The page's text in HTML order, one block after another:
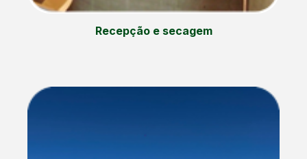
Recepção e secagem